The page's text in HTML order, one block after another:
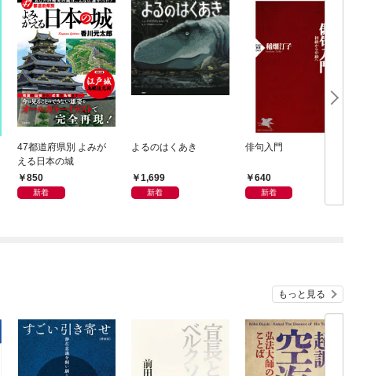
47都道府県別 よみが
える日本の城
850
新着
よるのはくあき
1,699
新着
俳句入門
640
新着
もっと見る